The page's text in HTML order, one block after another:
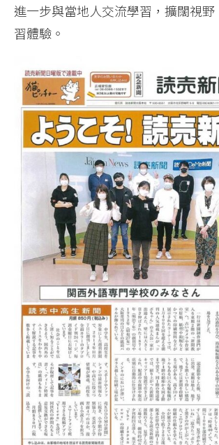
進一步與當地人交流學習，擴闊視
習體驗。